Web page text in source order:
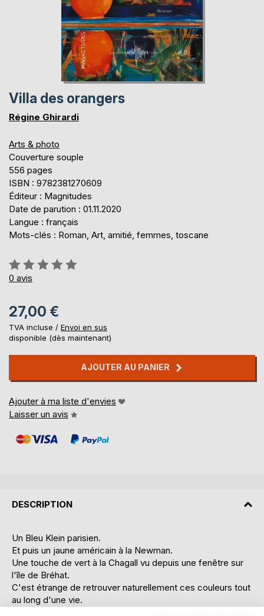
Villa des orangers
Régine Ghirardi
Arts & photo
Couverture souple
556 pages
ISBN : 9782381270609
Éditeur : Magnitudes
Date de parution : 01.11.2020
Langue : français
Mots-clés : Roman, Art, amitié, femmes, toscane
Évaluation:
0%
0 avis
27,00 €
TVA incluse / Envoi en sus
disponible (dès maintenant)
AJOUTER AU PANIER
Ajouter à ma liste d'envies
Laisser un avis
DESCRIPTION
Un Bleu Klein parisien.
Et puis un jaune américain à la Newman.
Une touche de vert à la Chagall vu depuis une fenêtre sur
l'île de Bréhat.
C'est étrange de retrouver naturellement ces couleurs tout
au long d'une vie.